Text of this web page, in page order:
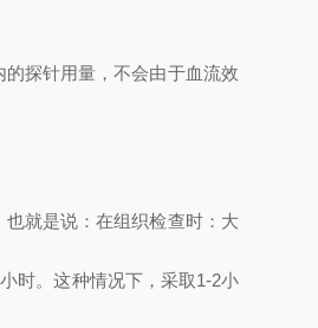
探针用量，不会由于血流效
就是说：在组织检查时：大
时。这种情况下，采取1-2小